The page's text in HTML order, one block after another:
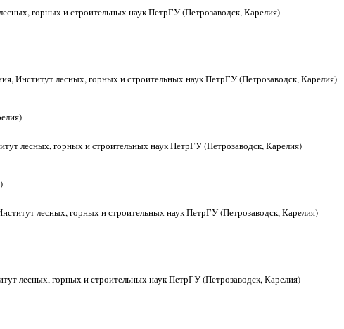
горных и строительных наук ПетрГУ (Петрозаводск, Карелия)
Институт лесных, горных и строительных наук ПетрГУ (Петрозаводск, Карелия)
лесных, горных и строительных наук ПетрГУ (Петрозаводск, Карелия)
лесных, горных и строительных наук ПетрГУ (Петрозаводск, Карелия)
лесных, горных и строительных наук ПетрГУ (Петрозаводск, Карелия)